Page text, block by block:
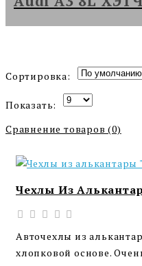
Сортировка:
Показать:
Сравнение товаров (0)
Чехлы Из
Авточехлы из
хлопковой основе.